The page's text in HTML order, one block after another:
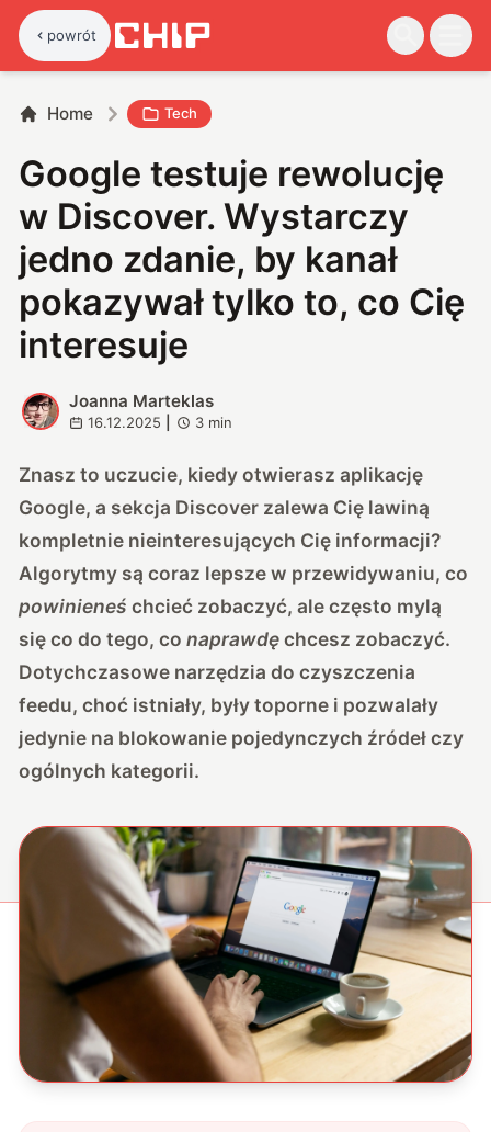
powrót
Home Tech
Google testuje rewolucję
w Discover. Wystarczy
jedno zdanie, by kanał
pokazywał tylko to, co Cię
interesuje
J
Joanna Marteklas
16.12.2025 3 min
Znasz to uczucie, kiedy otwierasz aplikację
Google, a sekcja Discover zalewa Cię lawiną
kompletnie nieinteresujących Cię informacji?
Algorytmy są coraz lepsze w przewidywaniu, co
powinieneś chcieć zobaczyć, ale często mylą
się co do tego, conaprawdęchcesz zobaczyć.
Dotychczasowe narzędzia do czyszczenia
feedu, choć istniały, były toporne i pozwalały
jedynie na blokowanie pojedynczych źródeł czy
ogólnych kategorii.